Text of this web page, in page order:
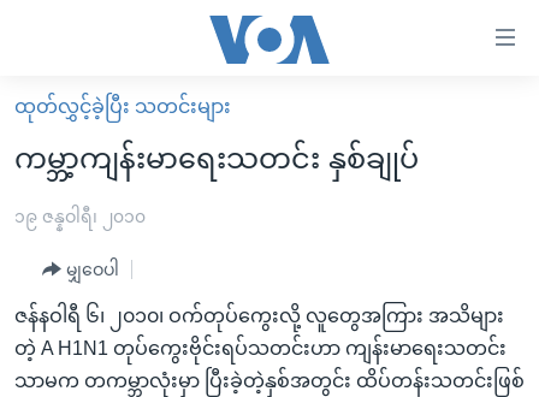
လွယ်ကူ
စေ
Link
များ
ပင်မ
အကြောင်းအရာ
သို့
မူလစာမျက်နှာ
မြန်မာ
ကမ္ဘာ့သတင်းများ
နိုင်ငံတကာ
အမေရိကန်
တရုတ်
အစ္စရေး-ပါလက်စတိုင်း
သတင်းလွတ်လပ်ခွင့်
ရပ်ဝန်းတခု လမ်းတခု အလွန်
အင်္ဂလိပ်စာလေ့လာမယ်
ထုတ်လွှင့်ခဲ့ပြီး သတင်းများ
ကမ္ဘာ့ကျန်းမာရေးသတင်း နှစ်ချုပ်
၁၉ ဇန္နဝါရီ၊ ၂၀၁၀
မျှဝေပါ
ဇန်နဝါရီ ၆၊ ၂၀၁၀၊ ဝက်တုပ်ကွေးလို့ လူတွေအကြား အသိများ
တဲ့ A H1N1 တုပ်ကွေးဗိုင်းရပ်သတင်းဟာ ကျန်းမာရေးသတင်း
သာမက တကမ္ဘာလုံးမှာ ပြီးခဲ့တဲ့နှစ်အတွင်း ထိပ်တန်းသတင်းဖြစ်